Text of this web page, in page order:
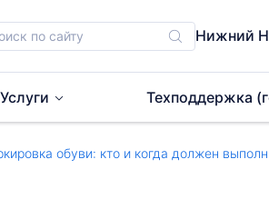
Нижний
Услуги Техподдержка
обуви: кто и когда должен